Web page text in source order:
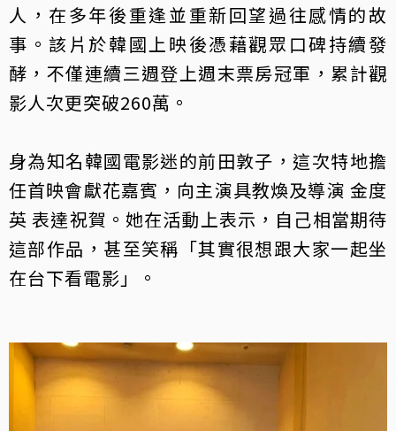
人，在多年後重逢並重新回望過往感情的故
事。該片於韓國上映後憑藉觀眾口碑持續發
酵，不僅連續三週登上週末票房冠軍，累計觀
影人次更突破260萬。
身為知名韓國電影迷的前田敦子，這次特地擔
任首映會獻花嘉賓，向主演具教煥及導演 金度
英 表達祝賀。她在活動上表示，自己相當期待
這部作品，甚至笑稱「其實很想跟大家一起坐
在台下看電影」。